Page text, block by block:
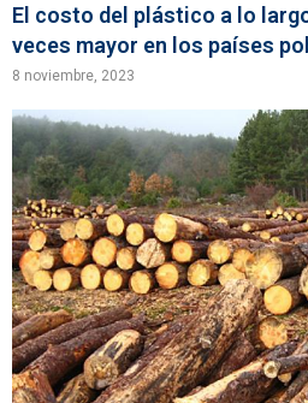
El costo del plástico a lo
veces mayor en los países
8 noviembre, 2023